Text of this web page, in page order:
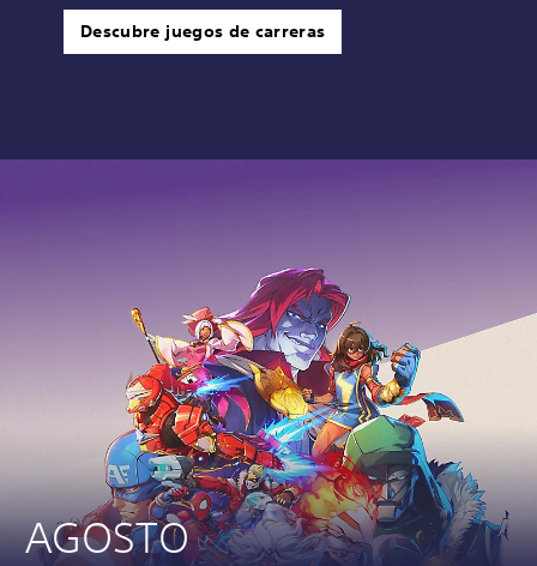
Descubre juegos de carreras
AGOSTO